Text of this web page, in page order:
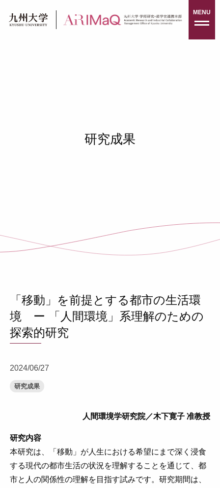
content
MENU
研究成果
「移動」を前提とする都市の生活環
境 ー 「人間環境」系理解のための
探索的研究
2024/06/27
研究成果
人間環境学研究院／木下寛子 准教授
研究内容
本研究は、「移動」が人生における希望にまで深く浸食
する現代の都市生活の状況を理解することを通じて、都
市と人の関係性の理解を目指す試みです。研究期間は、